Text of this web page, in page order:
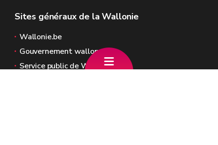
Sites généraux de la Wallonie
Wallonie.be
Gouvernement wallon
Service public de Wallonie